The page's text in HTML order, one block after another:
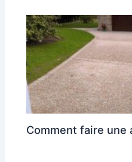
Comment faire une